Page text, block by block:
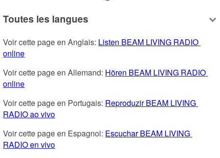
Toutes les langues
Voir cette page en Anglais: Listen BEAM LIVING RADIO
online
Voir cette page en Allemand: Hören BEAM LIVING RADIO
online
Voir cette page en Portugais: Reproduzir BEAM LIVING
RADIO ao vivo
Voir cette page en Espagnol: Escuchar BEAM LIVING
RADIO en vivo